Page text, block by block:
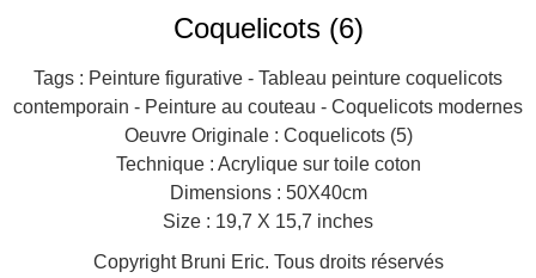
Coquelicots (6)
Tags : Peinture figurative - Tableau peinture coquelicots
contemporain - Peinture au couteau - Coquelicots modernes
Oeuvre Originale : Coquelicots (5)
Technique : Acrylique sur toile coton
Dimensions : 50X40cm
Size : 19,7 X 15,7 inches
Copyright Bruni Eric. Tous droits réservés